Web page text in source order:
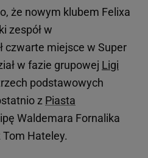
że nowym klubem Felixa
zespół w
czwarte miejsce w Super
w fazie grupowej Ligi
podstawowych
z Piasta
Waldemara Fornalika
Hateley.